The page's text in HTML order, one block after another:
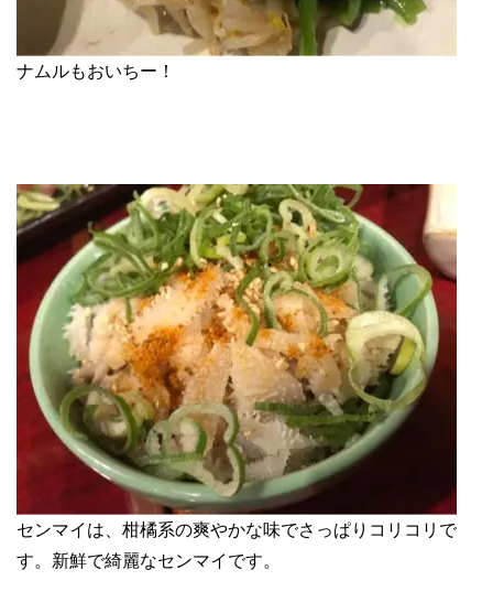
ナムルもおいちー！
センマイは、柑橘系の爽やかな味でさっぱりコリコリで
す。新鮮で綺麗なセンマイです。